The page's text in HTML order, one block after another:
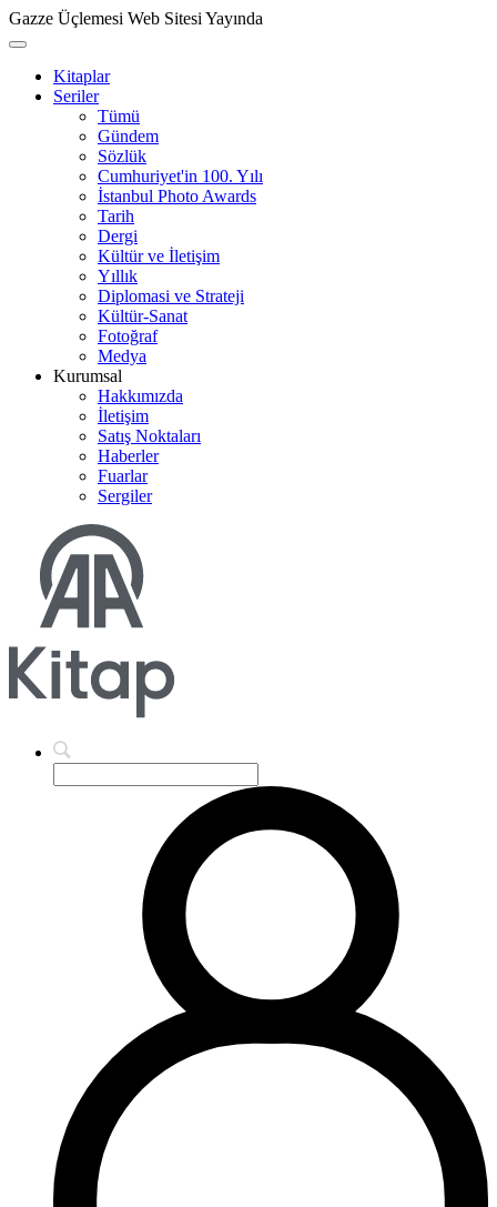
Gazze Üçlemesi Web Sitesi Yayında
Kitaplar
Seriler
Tümü
Gündem
Sözlük
Cumhuriyet'in 100. Yılı
İstanbul Photo Awards
Tarih
Dergi
Kültür ve İletişim
Yıllık
Diplomasi ve Strateji
Kültür-Sanat
Fotoğraf
Medya
Kurumsal
Hakkımızda
İletişim
Satış Noktaları
Haberler
Fuarlar
Sergiler